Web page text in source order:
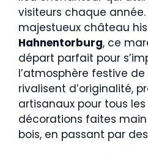
visiteurs chaque
majestueux château
Hahnentorburg, ce
départ parfait pour
l’atmosphère festive
rivalisent d’originalité,
artisanaux pour tous
décorations faites
bois, en passant par